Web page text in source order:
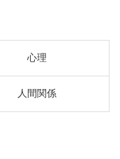
心理
人間関係